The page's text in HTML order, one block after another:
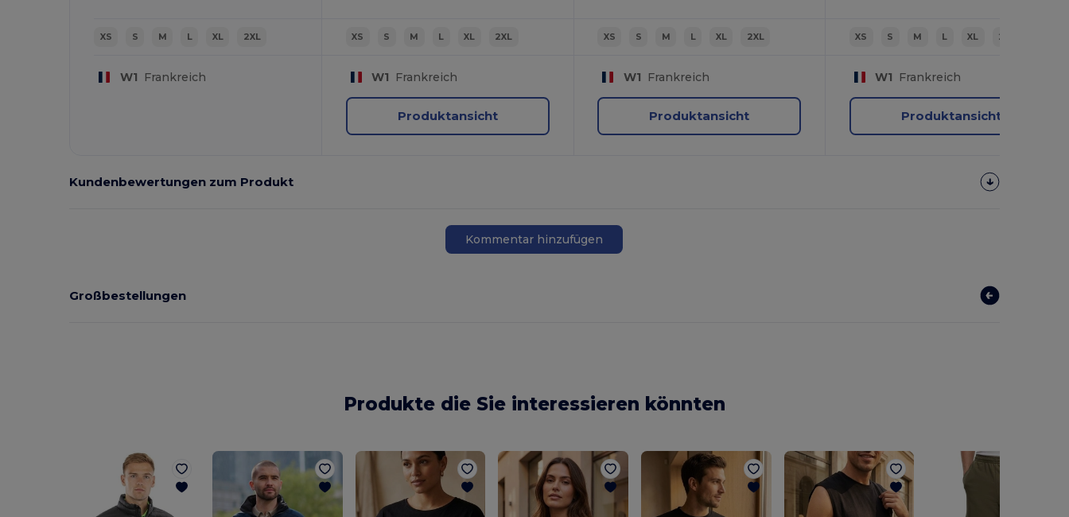
XS S M L XL 2XL
W1 Frankreich
XS S M L XL 2XL
W1 Frankreich
Produktansicht
XS S M L XL 2XL
W1 Frankreich
Produktansicht
XS S M L XL 2XL
W1 Frankreich
Produktansicht
Kundenbewertungen zum Produkt
Kommentar hinzufügen
Großbestellungen
Produkte die Sie interessieren könnten